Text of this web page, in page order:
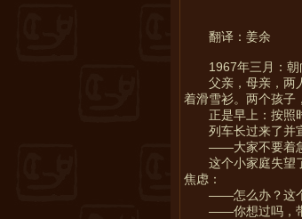
翻译：姜余
1967年三月：朝
父亲，母亲，两
着滑雪衫。两个孩子
正是早上：按照
列车长过来了并
——大家不要着
这个小家庭失望
焦虑：
——怎么办？这个
——你想过吗，